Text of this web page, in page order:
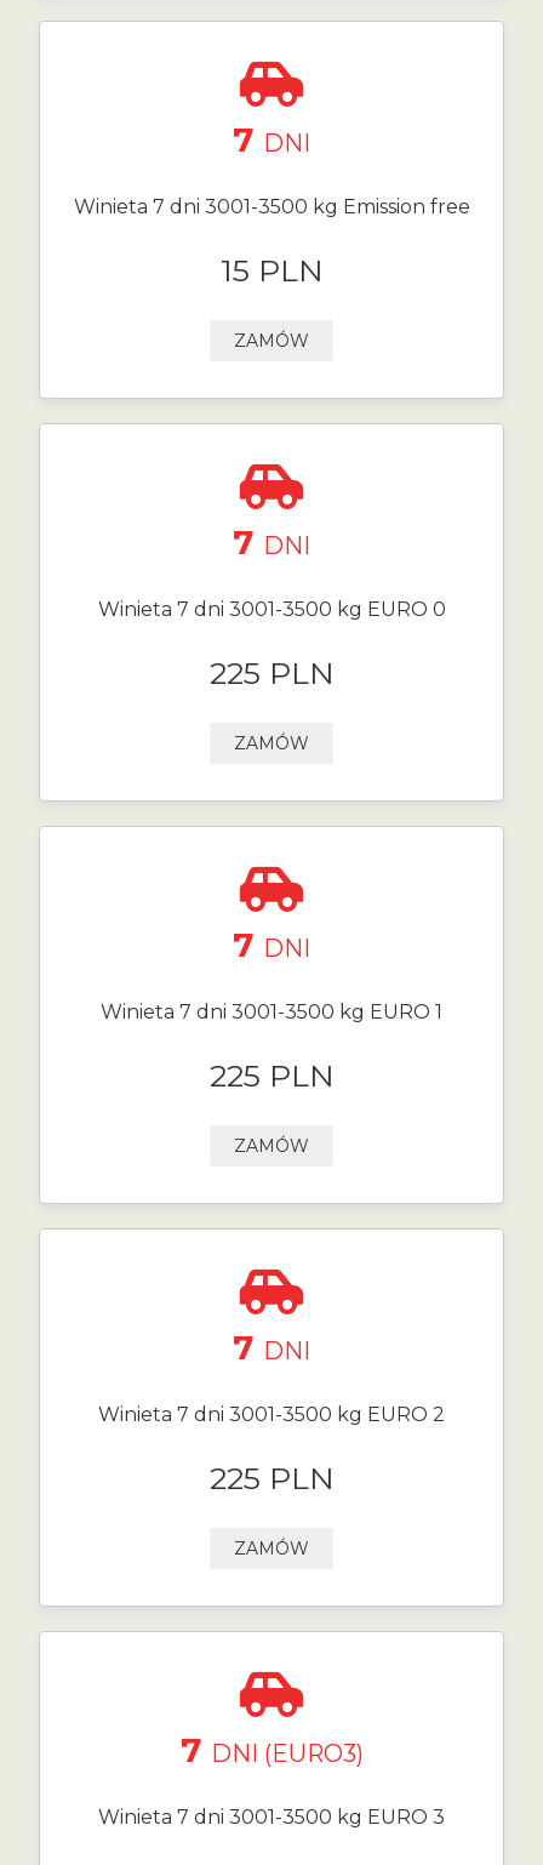
7 DNI
Winieta 7 dni 3001-3500 kg Emission free
15 PLN
ZAMÓW
7 DNI
Winieta 7 dni 3001-3500 kg EURO 0
225 PLN
ZAMÓW
7 DNI
Winieta 7 dni 3001-3500 kg EURO 1
225 PLN
ZAMÓW
7 DNI
Winieta 7 dni 3001-3500 kg EURO 2
225 PLN
ZAMÓW
7 DNI (EURO3)
Winieta 7 dni 3001-3500 kg EURO 3